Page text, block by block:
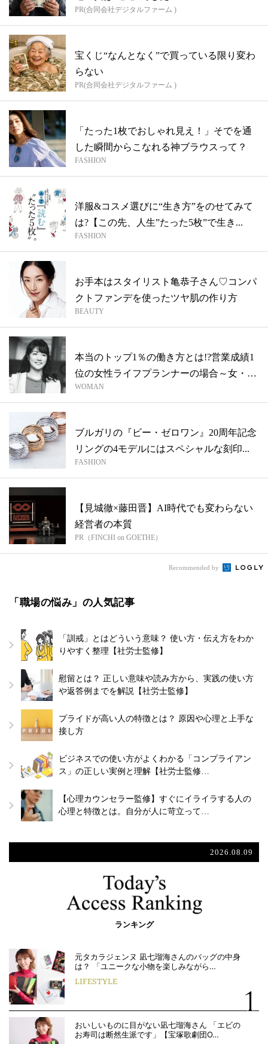
PR(合同会社デジタルファーム )
宝くじ“なんとなく”で買っている限り変わ
らない
PR(合同会社デジタルファーム )
「たった1枚でおしゃれ見え！」そでを通
した瞬間からこなれる神ブラウスって？
FASHION
洋服&コスメ選びに“生き方”をのせてみて
は?【この先、人生”たった5枚”で生き...
FASHION
お手本はスタイリスト亀恭子さん♡コンパ
クトファンデを使ったツヤ肌の作り方
BEAUTY
本当のトップ1％の働き方とは!?営業成績1
位の女性ライフプランナーの場合～女・
妻...
WOMAN
ブルガリの『ビー・ゼロワン』20周年記念
リングの4モデルにはスペシャルな刻印...
FASHION
【見城徹×藤田晋】AI時代でも変わらない
経営者の本質
PR（FINCHI on GOETHE）
Recommended by
「職場の悩み」の人気記事
「訓戒」とはどういう意味？ 使い方・伝え方をわか
りやすく整理【社労士監修】
慰留とは？ 正しい意味や読み方から、実践の使い方
や返答例までを解説【社労士監修】
プライドが高い人の特徴とは？ 原因や心理と上手な
接し方
ビジネスでの使い方がよくわかる「コンプライアン
ス」の正しい実例と理解【社労士監修…
【心理カウンセラー監修】すぐにイライラする人の
心理と特徴とは。自分が人に苛立って…
2026.08.09
ランキング
元タカラジェンヌ 凪七瑠海さんのバッグの中身
は？ 「ユニークな小物を楽しみながら…
LIFESTYLE
おいしいものに目がない凪七瑠海さん 「エビの
お寿司は断然生派です」【宝塚歌劇団O…